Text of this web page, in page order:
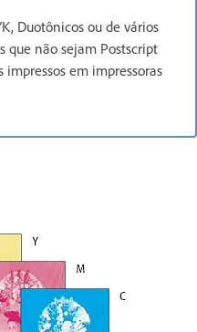
Duotônicos ou de vários
que não sejam Postscript
em impressoras